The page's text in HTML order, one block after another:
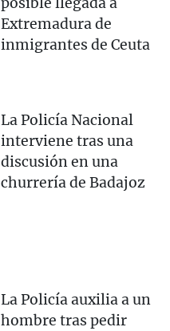
Extremadura de
inmigrantes de Ceuta
La Policía Nacional
interviene tras una
discusión en una
churrería de Badajoz
La Policía auxilia a un
hombre tras pedir